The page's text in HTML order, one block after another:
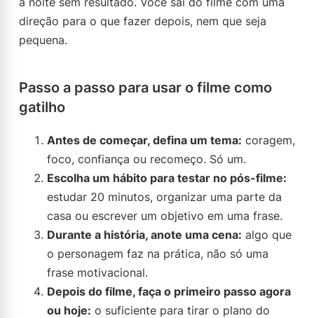
direção para o que fazer depois, nem que seja
pequena.
Passo a passo para usar o filme como
gatilho
Antes de começar, defina um tema: coragem,
foco, confiança ou recomeço. Só um.
Escolha um hábito para testar no pós-filme:
estudar 20 minutos, organizar uma parte da
casa ou escrever um objetivo em uma frase.
Durante a história, anote uma cena: algo que
o personagem faz na prática, não só uma
frase motivacional.
Depois do filme, faça o primeiro passo agora
ou hoje: o suficiente para tirar o plano do